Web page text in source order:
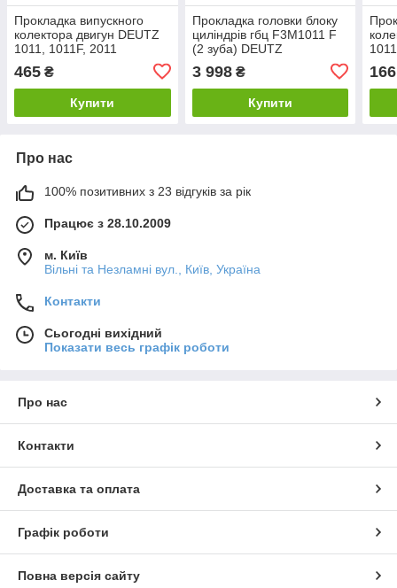
Прокладка випускного
колектора двигун DEUTZ
1011, 1011F, 2011
465 ₴
Купити
Прокладка головки блоку
циліндрів гбц F3M1011 F
(2 зуба) DEUTZ
3 998₴
Купити
166
Про нас
100% позитивних з 23 відгуків за рік
Працює з 28.10.2009
м. Київ
Вільні та Незламні вул., Київ, Україна
Контакти
Сьогодні вихідний
Показати весь графік роботи
Про нас
Контакти
Доставка та оплата
Графік роботи
Повна версія сайту